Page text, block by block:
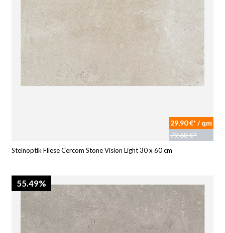
29,90 €* / qm
79,68 €*
Steinoptik Fliese Cercom Stone Vision Light 30 x 60 cm
55.49%